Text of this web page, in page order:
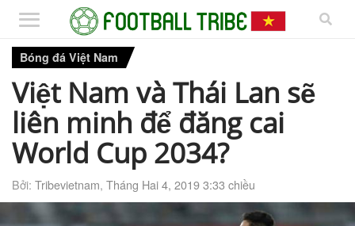
Bóng đá Việt Nam
Việt Nam và Thái Lan sẽ
liên minh để đăng cai
World Cup 2034?
Bởi: Tribevietnam, Tháng Hai 4, 2019 3:33 chiều